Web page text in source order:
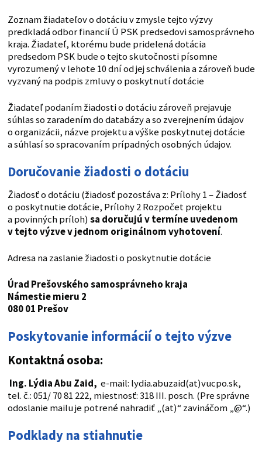
Zoznam žiadateľov o dotáciu v zmysle tejto výzvy
predkladá odbor financií Ú PSK predsedovi samosprávneho
kraja. Žiadateľ, ktorému bude pridelená dotácia
predsedom PSK bude o tejto skutočnosti písomne
vyrozumený v lehote 10 dní od jej schválenia a zároveň bude
vyzvaný na podpis zmluvy o poskytnutí dotácie
Žiadateľ podaním žiadosti o dotáciu zároveň prejavuje
súhlas so zaradením do databázy a so zverejnením údajov
o organizácii, názve projektu a výške poskytnutej dotácie
a súhlasí so spracovaním prípadných osobných údajov.
Doručovanie žiadosti o dotáciu
Žiadosť o dotáciu (žiadosť pozostáva z: Prílohy 1 – Žiadosť
o poskytnutie dotácie, Prílohy 2 Rozpočet projektu
a povinných príloh)sa doručujú v termíne uvedenom
v tejto výzve v jednom originálnom vyhotovení.
Adresa na zaslanie žiadosti o poskytnutie dotácie
Úrad Prešovského samosprávneho kraja
Námestie mieru 2
080 01 Prešov
Poskytovanie informácií o tejto výzve
Kontaktná osoba:
Ing. Lýdia Abu Zaid, e-mail: lydia.abuzaid(at)vucpo.sk,
tel. č.: 051/ 70 81 222, miestnosť: 318 III. posch. (Pre správne
odoslanie mailu je potrené nahradiť „(at)“ zavináčom „@“.)
Podklady na stiahnutie